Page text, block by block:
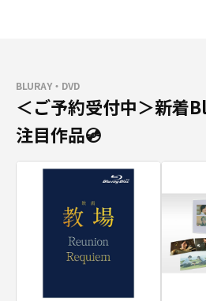
BLURAY・DVD
＜ご予約受付中＞新着
注目作品💿